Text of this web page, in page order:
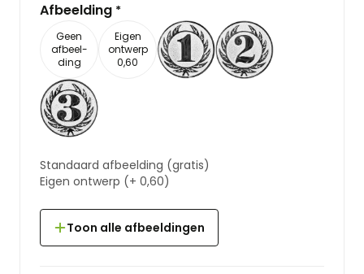
Afbeelding *
Geen
afbeel-
ding
Eigen
ontwerp
0,60
Standaard afbeelding (gratis)
Eigen ontwerp (+ 0,60)
Toon alle afbeeldingen